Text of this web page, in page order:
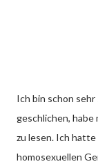
Ich bin schon
geschlichen,
zu lesen. Ich
homosexuellen